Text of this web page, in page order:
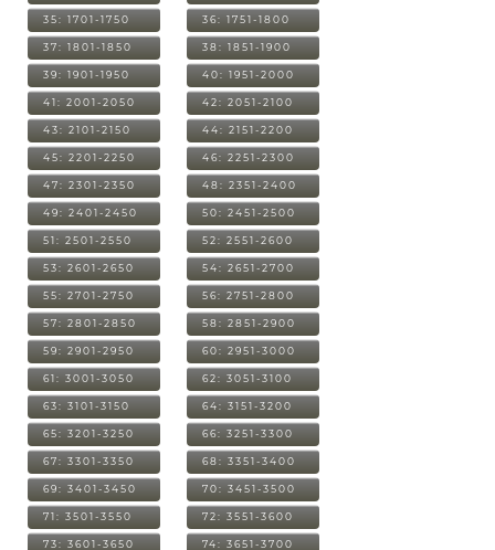
35: 1701-1750 36: 1751-1800
37: 1801-1850 38: 1851-1900
39: 1901-1950 40: 1951-2000
41: 2001-2050 42: 2051-2100
43: 2101-2150 44: 2151-2200
45: 2201-2250 46: 2251-2300
47: 2301-2350 48: 2351-2400
49: 2401-2450 50: 2451-2500
51: 2501-2550 52: 2551-2600
53: 2601-2650 54: 2651-2700
55: 2701-2750 56: 2751-2800
57: 2801-2850 58: 2851-2900
59: 2901-2950 60: 2951-3000
61: 3001-3050 62: 3051-3100
63: 3101-3150 64: 3151-3200
65: 3201-3250 66: 3251-3300
67: 3301-3350 68: 3351-3400
69: 3401-3450 70: 3451-3500
71: 3501-3550 72: 3551-3600
73: 3601-3650 74: 3651-3700